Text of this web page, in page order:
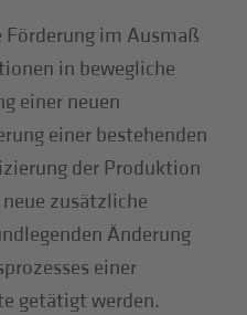
im Ausmaß
in bewegliche
einer neuen
einer bestehenden
der Produktion
zusätzliche
Änderung
einer
getätigt werden.